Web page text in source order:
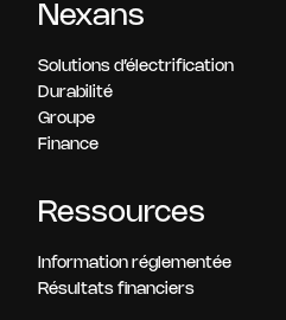
Nexans
Solutions d’électrification
Durabilité
Groupe
Finance
Ressources
Information réglementée
Résultats financiers